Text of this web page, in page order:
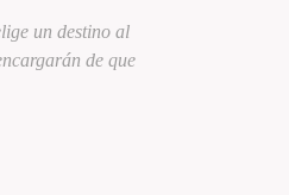
un destino al
de que